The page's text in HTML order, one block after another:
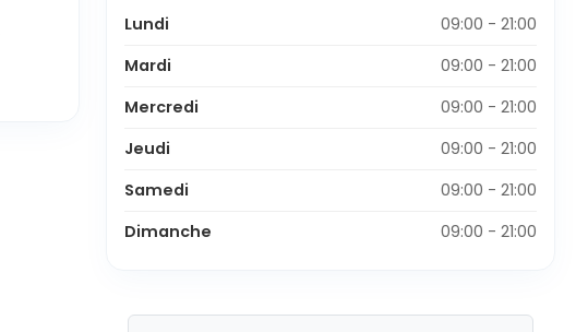
Lundi
09:00 - 21:00
Mardi
09:00 - 21:00
Mercredi
09:00 - 21:00
Jeudi
09:00 - 21:00
Samedi
09:00 - 21:00
Dimanche
09:00 - 21:00